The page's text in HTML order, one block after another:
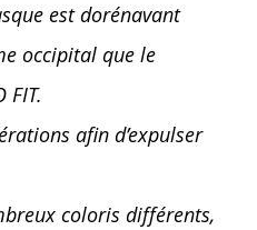
est dorénavant
occipital que le
FIT.
afin d’expulser
coloris différents,